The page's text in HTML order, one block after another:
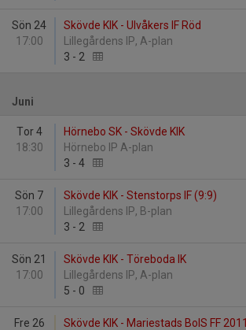
Sön 24
17:00
Skövde KIK - Ulvåkers IF Röd
Lillegårdens IP, A-plan
3 - 2
Juni
Tor 4
18:30
Hörnebo SK - Skövde KIK
Hörnebo IP A-plan
3 - 4
Sön 7
17:00
Skövde KIK - Stenstorps IF (9:9)
Lillegårdens IP, B-plan
3 - 2
Sön 21
17:00
Skövde KIK - Töreboda IK
Lillegårdens IP, A-plan
5 - 0
Fre 26
Skövde KIK - Mariestads BoIS FF 2011